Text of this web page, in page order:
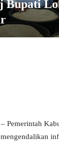
Bupati
Pemerintah